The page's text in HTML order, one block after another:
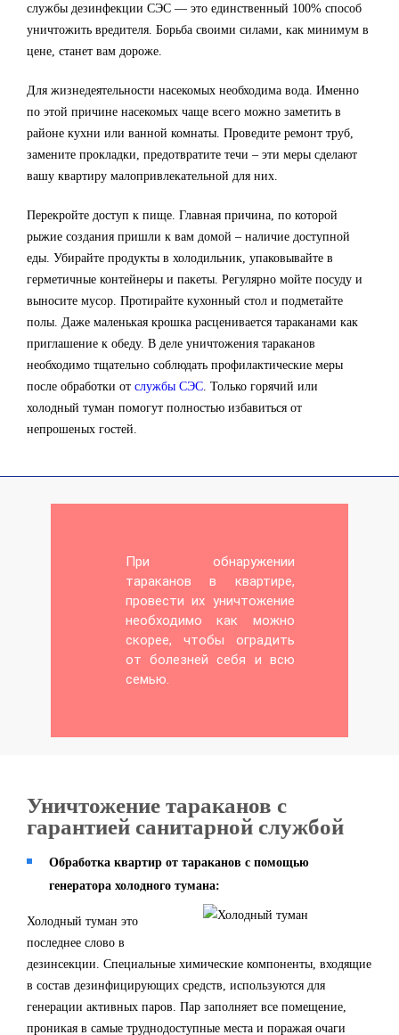
службы дезинфекции СЭС — это единственный 100% способ
уничтожить вредителя. Борьба своими силами, как минимум в
цене, станет вам дороже.
Для жизнедеятельности насекомых необходима вода. Именно
по этой причине насекомых чаще всего можно заметить в
районе кухни или ванной комнаты. Проведите ремонт труб,
замените прокладки, предотвратите течи – эти меры сделают
вашу квартиру малопривлекательной для них.
Перекройте доступ к пище. Главная причина, по которой
рыжие создания пришли к вам домой – наличие доступной
еды. Убирайте продукты в холодильник, упаковывайте в
герметичные контейнеры и пакеты. Регулярно мойте посуду и
выносите мусор. Протирайте кухонный стол и подметайте
полы. Даже маленькая крошка расценивается тараканами как
приглашение к обеду. В деле уничтожения тараканов
необходимо тщательно соблюдать профилактические меры
после обработки от службы СЭС. Только горячий или
холодный туман помогут полностью избавиться от
непрошеных гостей.
При обнаружении
тараканов в квартире,
провести их уничтожение
необходимо как можно
скорее, чтобы оградить
от болезней себя и всю
семью.
Уничтожение тараканов с
гарантией санитарной службой
Обработка квартир от тараканов с помощью
генератора холодного тумана:
Холодный туман это
последнее слово в
дезинсекции. Специальные химические компоненты, входящие
в состав дезинфицирующих средств, используются для
генерации активных паров. Пар заполняет все помещение,
проникая в самые труднодоступные места и поражая очаги